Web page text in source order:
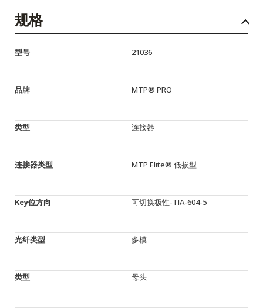
规格
型号 21036
品牌 MTP® PRO
类型 连接器
连接器类型 MTP Elite® 低损型
Key位方向 可切换极性-TIA-604-5
光纤类型 多模
类型 母头